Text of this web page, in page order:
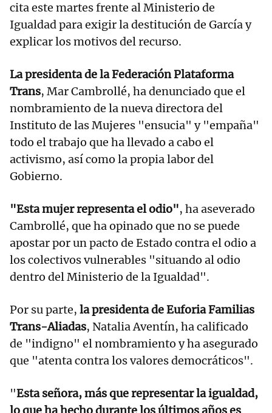
cita este martes frente al Ministerio de
Igualdad para exigir la destitución de García y
explicar los motivos del recurso.
La presidenta de la Federación Plataforma
Trans, Mar Cambrollé, ha denunciado que el
nombramiento de la nueva directora del
Instituto de las Mujeres "ensucia" y "empaña"
todo el trabajo que ha llevado a cabo el
activismo, así como la propia labor del
Gobierno.
"Esta mujer representa el odio", ha aseverado
Cambrollé, que ha opinado que no se puede
apostar por un pacto de Estado contra el odio a
los colectivos vulnerables "situando al odio
dentro del Ministerio de la Igualdad".
Por su parte, la presidenta de Euforia Familias
Trans-Aliadas, Natalia Aventín, ha calificado
de "indigno" el nombramiento y ha asegurado
que "atenta contra los valores democráticos".
"Esta señora, más que representar la igualdad,